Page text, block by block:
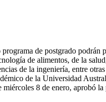
programa de postgrado podrán
de alimentos, de la
de la ingeniería, entre
de la Universidad
miércoles 8 de enero, aprobó la